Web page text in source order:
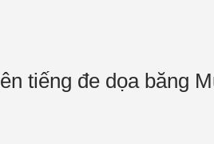
tiếng đe dọa băng